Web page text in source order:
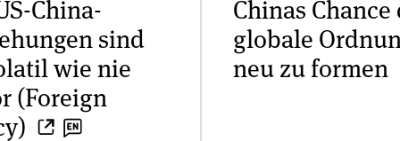
China-
sind
wie nie
(Foreign
Chinas Chance
globale
neu zu formen